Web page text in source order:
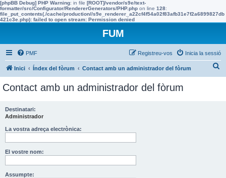
[phpBB Debug] PHP Warning: in file [ROOT]/vendor/s9e/text-
formatter/src/Configurator/RendererGenerators/PHP.php on line 128:
file_put_contents(./cache/production//s9e_renderer_a22cf4f54a02f83afb31e7f2a6899827db
421c3e.php): failed to open stream: Permission denied
FUM
PMF Inicia la sessió
Registreu-vos
Inici Índex del fòrum Contact amb un administrador del fòrum
Contact amb un administrador del fòrum
Destinatari:
Administrador
La vostra adreça electrònica:
El vostre nom:
Assumpte: